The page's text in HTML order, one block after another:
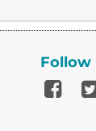
Follow